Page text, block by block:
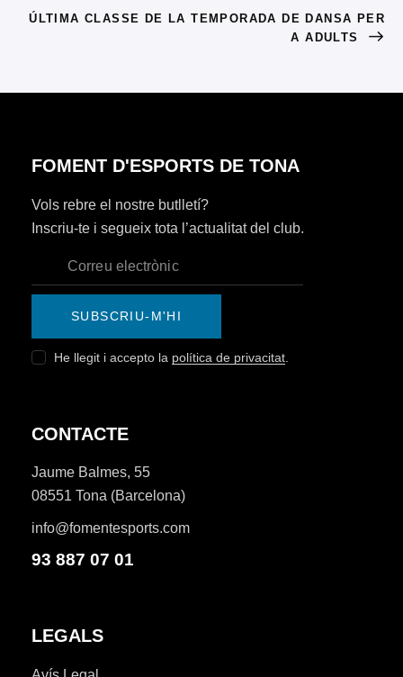
ÚLTIMA CLASSE DE LA TEMPORADA DE DANSA PER
A ADULTS
FOMENT D'ESPORTS DE TONA
Vols rebre el nostre butlletí?
Inscriu-te i segueix tota l’actualitat del club.
SUBSCRIU-M'HI
He llegit i accepto la política de privacitat
CONTACTE
Jaume Balmes, 55
08551 Tona (Barcelona)
info@fomentesports.com
93 887 07 01
LEGALS